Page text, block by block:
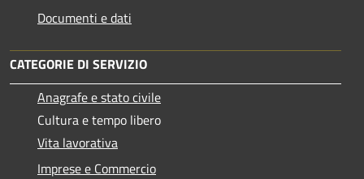
Documenti e dati
CATEGORIE DI SERVIZIO
Anagrafe e stato civile
Cultura e tempo libero
Vita lavorativa
Imprese e Commercio